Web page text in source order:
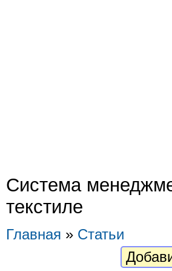
Система
текстиле
Главная » Статьи